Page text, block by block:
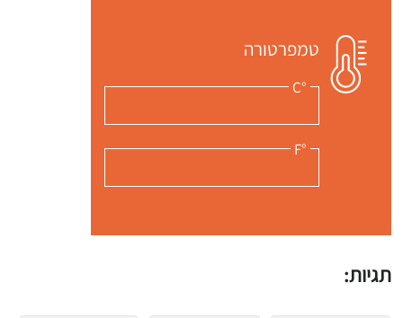
טמפרטורה
°C
°F
תגיות: